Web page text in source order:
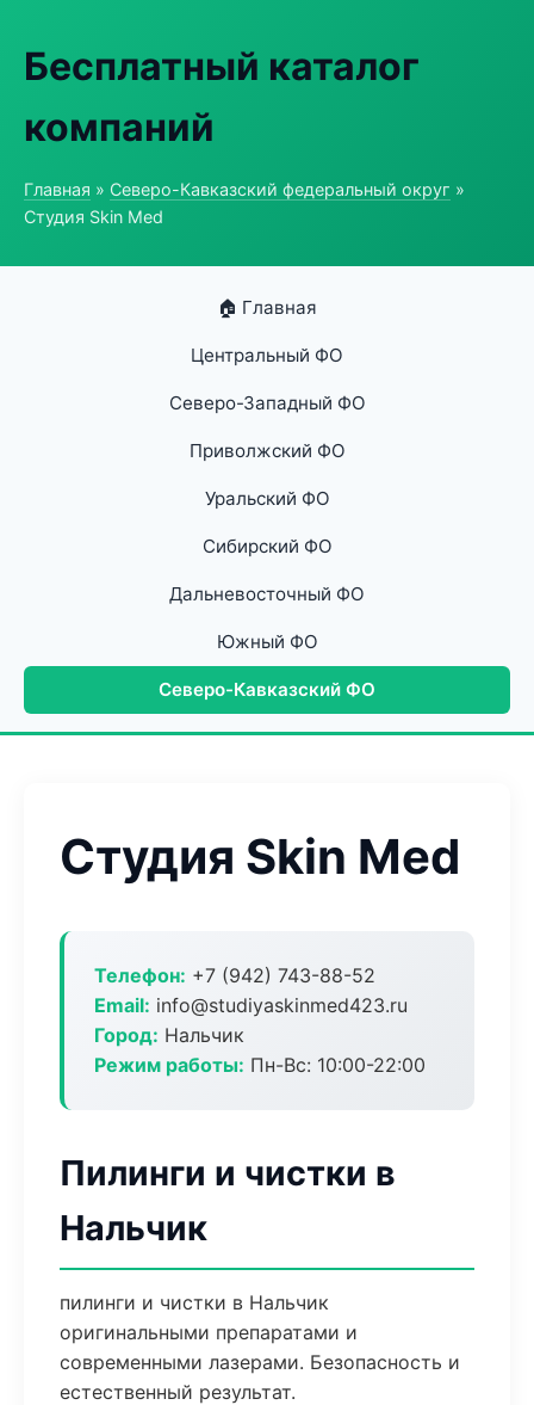
Бесплатный каталог
компаний
Главная » Северо-Кавказский федеральный округ »
Студия Skin Med
🏠 Главная
Центральный ФО
Северо-Западный ФО
Приволжский ФО
Уральский ФО
Сибирский ФО
Дальневосточный ФО
Южный ФО
Северо-Кавказский ФО
Студия Skin Med
Телефон: +7 (942) 743-88-52
Email: info@studiyaskinmed423.ru
Город: Нальчик
Режим работы: Пн-Вс: 10:00-22:00
Пилинги и чистки в
Нальчик
пилинги и чистки в Нальчик
оригинальными препаратами и
современными лазерами. Безопасность и
естественный результат.